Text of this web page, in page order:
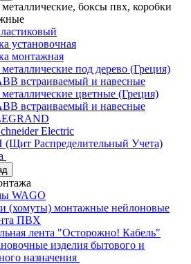
боксы пвх, коробки
установочная
монтажная
под дерево (Греция)
встраиваемый и навесные
цветные (Греция)
встраиваемый и навесные
Electric
Распределительный Учета)
WAGO
(хомуты) монтажные нейлоновые
ПВХ
лента "Осторожно! Кабель"
изделия бытового и
назначения